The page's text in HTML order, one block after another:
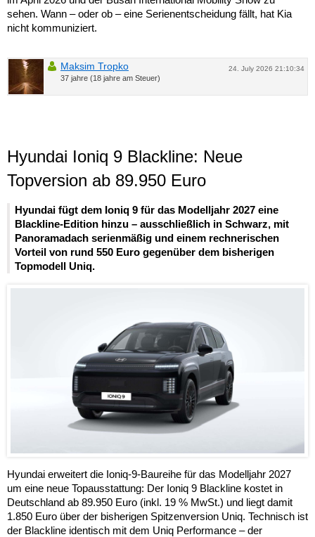
sehen. Wann – oder ob – eine Serienentscheidung fällt, hat Kia
nicht kommuniziert.
24. July 2026 21:10:34
Maksim Tropko
37 jahre (18 jahre am Steuer)
Hyundai Ioniq 9 Blackline: Neue
Topversion ab 89.950 Euro
Hyundai fügt dem Ioniq 9 für das Modelljahr 2027 eine
Blackline-Edition hinzu – ausschließlich in Schwarz, mit
Panoramadach serienmäßig und einem rechnerischen
Vorteil von rund 550 Euro gegenüber dem bisherigen
Topmodell Uniq.
Hyundai erweitert die Ioniq-9-Baureihe für das Modelljahr 2027
um eine neue Topausstattung: Der Ioniq 9 Blackline kostet in
Deutschland ab 89.950 Euro (inkl. 19 % MwSt.) und liegt damit
1.850 Euro über der bisherigen Spitzenversion Uniq. Technisch ist
der Blackline identisch mit dem Uniq Performance – der